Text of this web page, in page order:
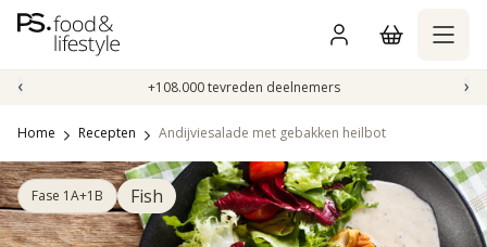
Naar
inhoud
‹ +108.000 tevreden deelnemers ›
Home Recepten Andijviesalade met gebakken heilbot
Fase 1A+1B Fish